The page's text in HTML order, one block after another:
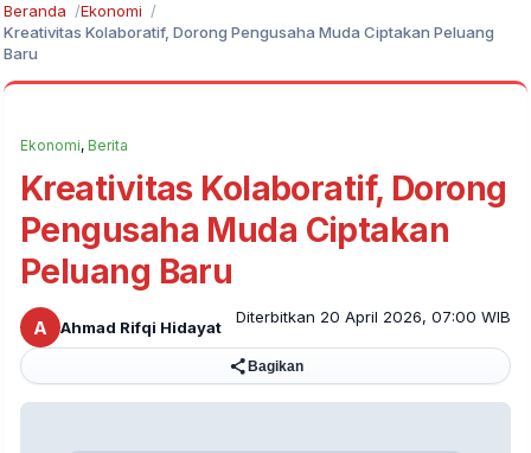
Beranda
Ekonomi
Kreativitas Kolaboratif, Dorong Pengusaha Muda Ciptakan Peluang
Baru
Ekonomi, Berita
Kreativitas Kolaboratif, Dorong
Pengusaha Muda Ciptakan
Peluang Baru
A Ahmad Rifqi Hidayat
Diterbitkan 20 April 2026, 07:00 WIB
Bagikan